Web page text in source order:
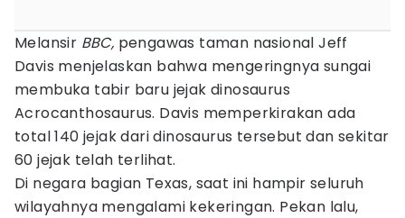
Melansir BBC, pengawas taman nasional Jeff
Davis menjelaskan bahwa mengeringnya sungai
membuka tabir baru jejak dinosaurus
Acrocanthosaurus. Davis memperkirakan ada
total 140 jejak dari dinosaurus tersebut dan sekitar
60 jejak telah terlihat.
Di negara bagian Texas, saat ini hampir seluruh
wilayahnya mengalami kekeringan. Pekan lalu,